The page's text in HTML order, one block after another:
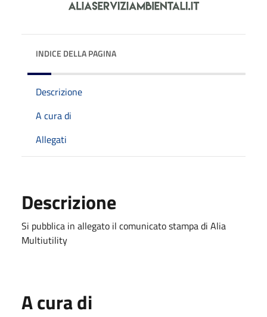
INDICE DELLA PAGINA
Descrizione
A cura di
Allegati
Descrizione
Si pubblica in allegato il comunicato stampa di Alia
Multiutility
A cura di